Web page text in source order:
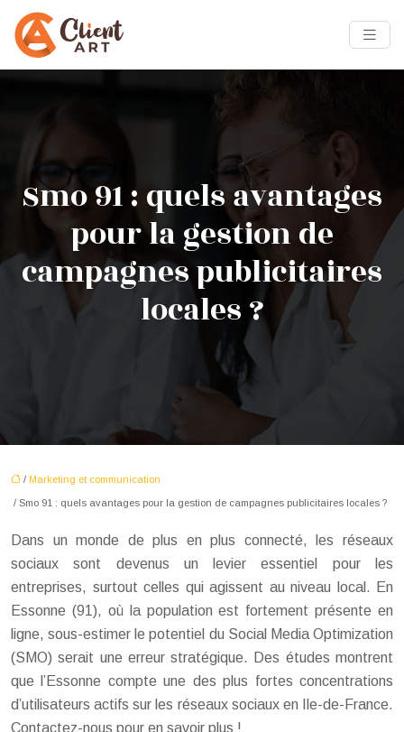
Smo 91 : quels avantages
pour la gestion de
campagnes publicitaires
locales ?
/ Marketing et communication
/ Smo 91 : quels avantages pour la gestion de campagnes publicitaires locales ?
Dans un monde de plus en plus connecté, les réseaux
sociaux sont devenus un levier essentiel pour les
entreprises, surtout celles qui agissent au niveau local. En
Essonne (91), où la population est fortement présente en
ligne, sous-estimer le potentiel du Social Media Optimization
(SMO) serait une erreur stratégique. Des études montrent
que l’Essonne compte une des plus fortes concentrations
d’utilisateurs actifs sur les réseaux sociaux en Ile-de-France.
Contactez-nous pour en savoir plus !